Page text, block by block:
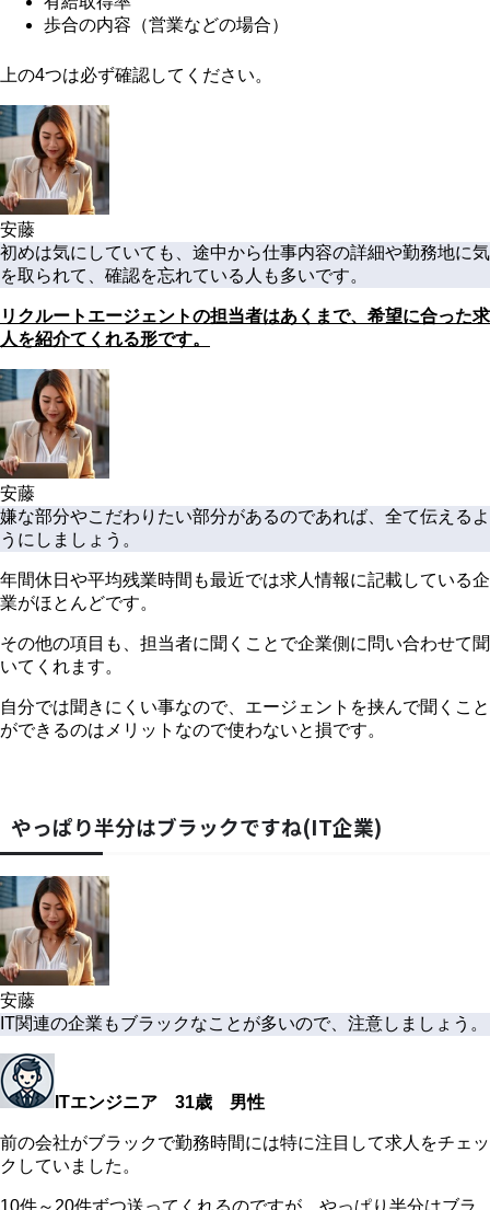
歩合の内容（営業などの場合）
上の4つは必ず確認してください。
安藤
初めは気にしていても、途中から仕事内容の詳細や勤務地に気
を取られて、確認を忘れている人も多いです。
リクルートエージェントの担当者はあくまで、希望に合った求
人を紹介てくれる形です。
安藤
嫌な部分やこだわりたい部分があるのであれば、全て伝えるよ
うにしましょう。
年間休日や平均残業時間も最近では求人情報に記載している企
業がほとんどです。
その他の項目も、担当者に聞くことで企業側に問い合わせて聞
いてくれます。
自分では聞きにくい事なので、エージェントを挟んで聞くこと
ができるのはメリットなので使わないと損です。
やっぱり半分はブラックですね(IT企業)
安藤
IT関連の企業もブラックなことが多いので、注意しましょう。
ITエンジニア 31歳 男性
前の会社がブラックで勤務時間には特に注目して求人をチェッ
クしていました。
10件～20件ずつ送ってくれるのですが、やっぱり半分はブラ